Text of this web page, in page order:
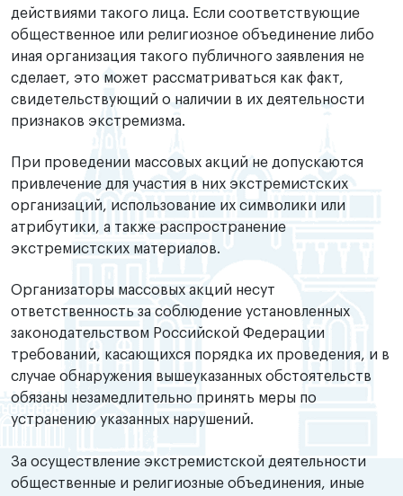
действиями такого лица. Если соответствующие
общественное или религиозное объединение либо
иная организация такого публичного заявления не
сделает, это может рассматриваться как факт,
свидетельствующий о наличии в их деятельности
признаков экстремизма.
При проведении массовых акций не допускаются
привлечение для участия в них экстремистских
организаций, использование их символики или
атрибутики, а также распространение
экстремистских материалов.
Организаторы массовых акций несут
ответственность за соблюдение установленных
законодательством Российской Федерации
требований, касающихся порядка их проведения, и в
случае обнаружения вышеуказанных обстоятельств
обязаны незамедлительно принять меры по
устранению указанных нарушений.
За осуществление экстремистской деятельности
общественные и религиозные объединения, иные